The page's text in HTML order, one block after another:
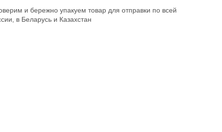
и бережно упакуем товар для отправки по всей
в Беларусь и Казахстан